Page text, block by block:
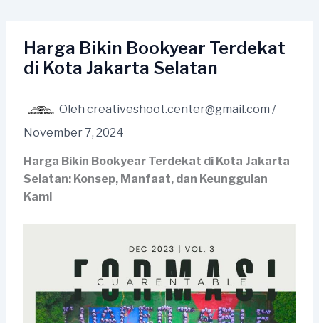
kontenHarga Bikin Bookyear Terdekat
di Kota Jakarta Selatan
Oleh creativeshoot.center@gmail.com /
November 7, 2024
Harga Bikin Bookyear Terdekat di Kota Jakarta
Selatan: Konsep, Manfaat, dan Keunggulan
Kami